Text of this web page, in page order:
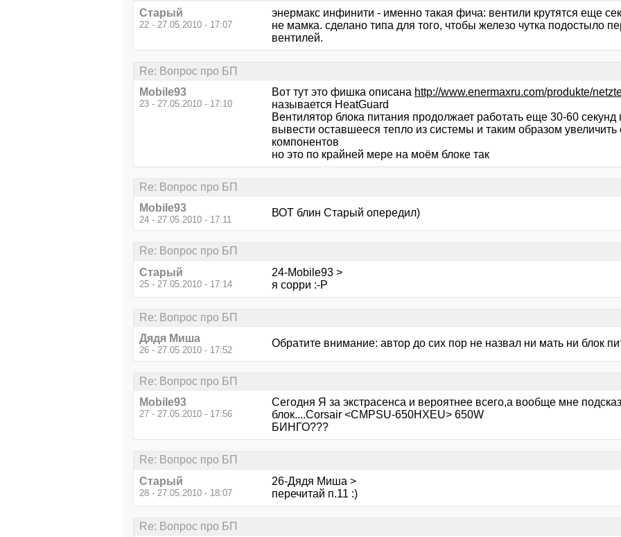
Старый
22 - 27.05.2010 - 17:07
энермакс инфинити - именно такая фича: вентили крутятся еще
не мамка. сделано типа для того, чтобы железо чутка подостыло
вентилей.
Re: Вопрос про БП
Mobile93
23 - 27.05.2010 - 17:10
Вот тут это фишка описана http://www.enermaxru.com/produkte/
называется HeatGuard
Вентилятор блока питания продолжает работать еще 30-60
вывести оставшееся тепло из системы и таким образом
компонентов
но это по крайней мере на моём блоке так
Re: Вопрос про БП
Mobile93
24 - 27.05.2010 - 17:11
ВОТ блин Старый опередил)
Re: Вопрос про БП
Старый
25 - 27.05.2010 - 17:14
24-Mobile93 >
я сорри :-Р
Re: Вопрос про БП
Дядя Миша
26 - 27.05.2010 - 17:52
Обратите внимание: автор до сих пор не назвал ни мать ни блок
Re: Вопрос про БП
Mobile93
27 - 27.05.2010 - 17:56
Сегодня Я за экстрасенса и вероятнее всего,а вообще мне
блок....Corsair <CMPSU-650HXEU> 650W
БИНГО???
Re: Вопрос про БП
Старый
28 - 27.05.2010 - 18:07
26-Дядя Миша >
перечитай п.11 :)
Re: Вопрос про БП